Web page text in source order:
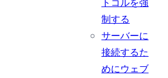
制する
サーバーに
接続するた
めにウェブ